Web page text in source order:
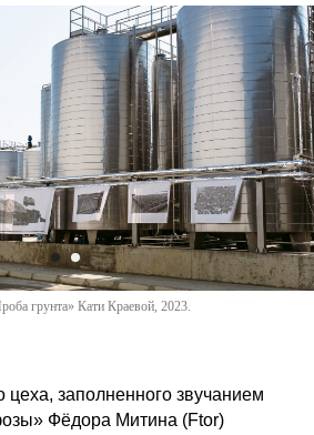
грунта» Кати Краевой, 2023.
цеха, заполненного звучанием
Фёдора Митина (Ftor)